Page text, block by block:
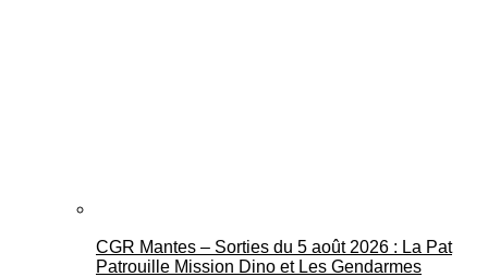
CGR Mantes – Sorties du 5 août 2026 : La Pat
Patrouille Mission Dino et Les Gendarmes